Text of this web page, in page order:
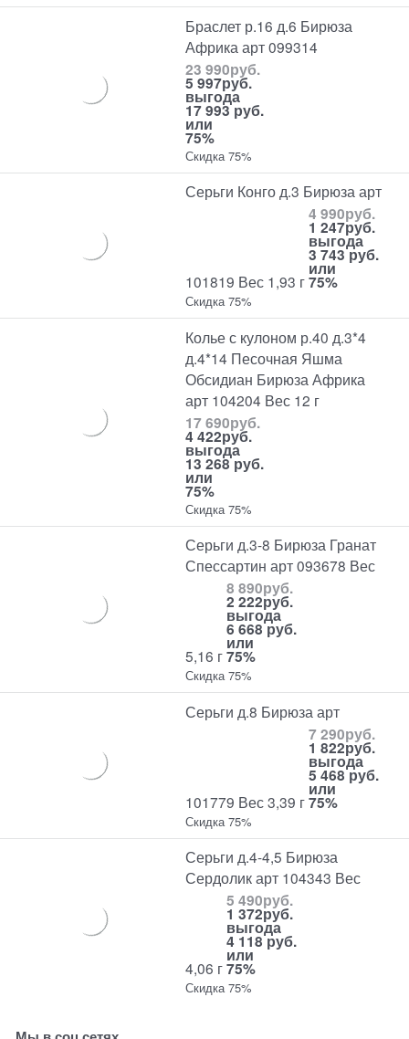
Браслет р.16 д.6 Бирюза
Африка арт 099314
23 990руб.
5 997руб.
выгода
17 993 руб.
или
75%
Скидка 75%
Серьги Конго д.3 Бирюза арт
101819 Вес 1,93 г
4 990руб.
1 247руб.
выгода
3 743 руб.
или
75%
Скидка 75%
Колье с кулоном р.40 д.3*4
д.4*14 Песочная Яшма
Обсидиан Бирюза Африка
арт 104204 Вес 12 г
17 690руб.
4 422руб.
выгода
13 268 руб.
или
75%
Скидка 75%
Серьги д.3-8 Бирюза Гранат
Спессартин арт 093678 Вес
5,16 г
8 890руб.
2 222руб.
выгода
6 668 руб.
или
75%
Скидка 75%
Серьги д.8 Бирюза арт
101779 Вес 3,39 г
7 290руб.
1 822руб.
выгода
5 468 руб.
или
75%
Скидка 75%
Серьги д.4-4,5 Бирюза
Сердолик арт 104343 Вес
4,06 г
5 490руб.
1 372руб.
выгода
4 118 руб.
или
75%
Скидка 75%